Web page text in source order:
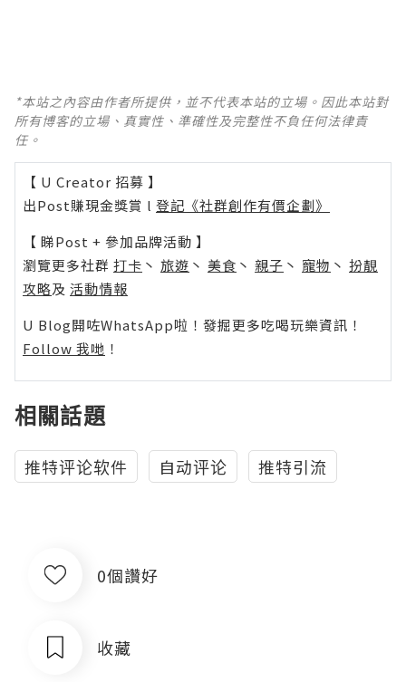
*本站之內容由作者所提供，並不代表本站的立場。因此本站對
所有博客的立場、真實性、準確性及完整性不負任何法律責
任。
【 U Creator 招募 】
出Post賺現金獎賞 l 登記《社群創作有價企劃》
【 睇Post + 參加品牌活動 】
瀏覽更多社群 打卡 丶 旅遊 丶 美食 丶 親子 丶 寵物 丶 扮靚
攻略及 活動情報
U Blog開咗WhatsApp啦！發掘更多吃喝玩樂資訊！
Follow 我哋 ！
相關話題
推特评论软件 自动评论 推特引流
0個讚好
收藏